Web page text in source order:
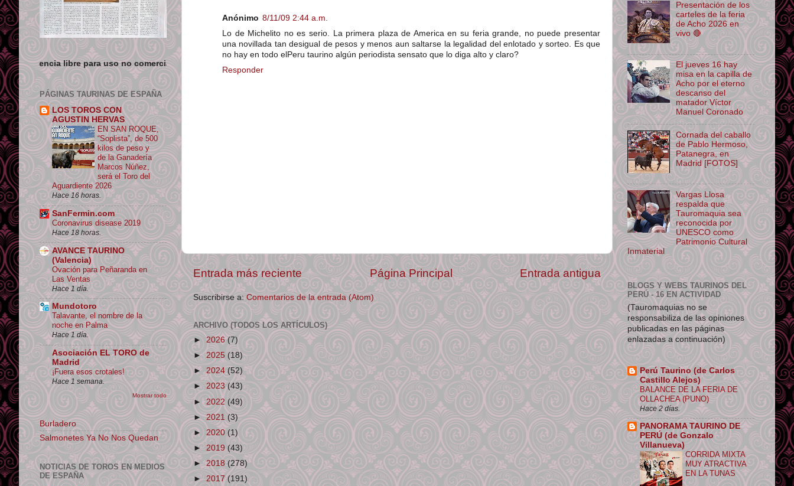
Anónimo 8/11/09 2:44 a.m.
Lo de Michelito no es serio. La primera plaza de America en su feria grande, no puede presentar
una novillada tan desigual de pesos y menos aun saltarse la legalidad del enlotado y sorteo. Es que
no hay en todo elPeru taurino algún periodista sensato que lo diga alto y claro?
Responder
Entrada más reciente Entrada antigua
Página Principal
Suscribirse a:Comentarios de la entrada (Atom)
ARCHIVO (TODOS LOS ARTÍCULOS)
► 2026(7)
►2025 (18)
►2024(52)
► 2023(43)
►2022 (49)
►2021 (3)
► 2020 (1)
► 2019 (43)
►2018(278)
►2017(191)
para uso no comercial siempre que se de crédito y enlace su origen.
PÁGINAS TAURINAS DE ESPAÑA
LOS TOROS CON
AGUSTIN HERVAS
EN SAN ROQUE,
“Soplista”, de 500
kilos de peso y
de la Ganadería
Marcos Núñez,
será el Toro del
Aguardiente 2026
Hace 16 horas.
SanFermin.com
Coronavirus disease 2019
Hace 18 horas.
AVANCE TAURINO
(Valencia)
Ovación para Peñaranda en
Las Ventas
Hace 1 día.
Mundotoro
Talavante, el nombre de la
noche en Palma
Hace 1 día.
Asociación EL TORO de
Madrid
¡Fuera esos crotales!
Hace 1 semana.
Mostrar todo
Burladero
Salmonetes Ya No Nos Quedan
NOTICIAS DE TOROS EN MEDIOS
DE ESPAÑA
Presentación de los
carteles de la feria
de Acho 2026 en
vivo 🔴
El jueves 16 hay
misa en la capilla de
Acho por el eterno
descanso del
matador Víctor
Manuel Coronado
Cornada del caballo
de Pablo Hermoso,
Patanegra, en
Madrid [FOTOS]
Vargas Llosa
respalda que
Tauromaquia sea
reconocida por
UNESCO como
Patrimonio Cultural
Inmaterial
BLOGS Y WEBS TAURINOS DEL
PERÚ - 16 EN ACTIVIDAD
(Tauromaquias no se
responsabiliza de las opiniones
publicadas en las páginas
enlazadas a continuación)
Perú Taurino (de Carlos
Castillo Alejos)
BALANCE DE LA FERIA DE
OLLACHEA (PUNO)
Hace 2 días.
PANORAMA TAURINO DE
PERÚ (de Gonzalo
Villanueva)
CORRIDA MIXTA
MUY ATRACTIVA
EN LA TUNAS